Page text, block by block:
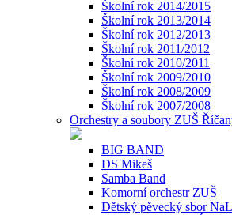
Školní rok 2014/2015
Školní rok 2013/2014
Školní rok 2012/2013
Školní rok 2011/2012
Školní rok 2010/2011
Školní rok 2009/2010
Školní rok 2008/2009
Školní rok 2007/2008
Orchestry a soubory ZUŠ
BIG BAND
DS Mikeš
Samba Band
Komorní orchestr ZUŠ
Dětský pěvecký sbor